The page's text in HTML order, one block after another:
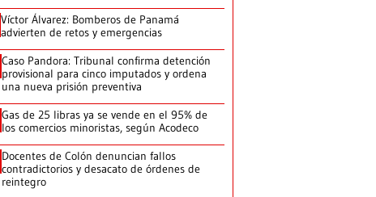
Víctor Álvarez: Bomberos de Panamá
advierten de retos y emergencias
Caso Pandora: Tribunal confirma detención
provisional para cinco imputados y ordena
una nueva prisión preventiva
Gas de 25 libras ya se vende en el 95% de
los comercios minoristas, según Acodeco
Docentes de Colón denuncian fallos
contradictorios y desacato de órdenes de
reintegro